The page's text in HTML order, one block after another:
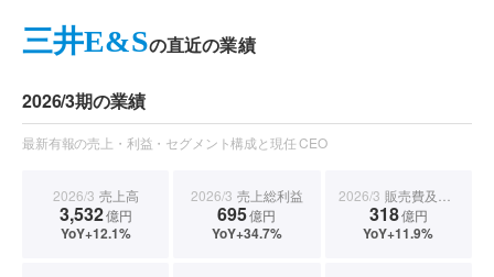
三井E&Sの直近の業績
2026/3期の業績
最新有報の売上・利益・セグメント構成と現任 CEO
2026/3 売上高
3,532億円
YoY+12.1%
2026/3 売上総利益
695億円
YoY+34.7%
2026/3 販売費及び一般管理費
318億円
YoY+11.9%